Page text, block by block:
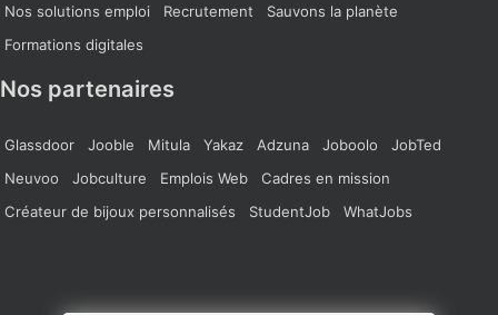
Nos solutions emploi
Recrutement
Sauvons la planète
Formations digitales
Nos partenaires
Glassdoor Jooble Mitula Yakaz Adzuna Joboolo
JobTed
Neuvoo
Jobculture Emplois Web
Cadres en mission
Créateur de bijoux personnalisés
StudentJob WhatJobs